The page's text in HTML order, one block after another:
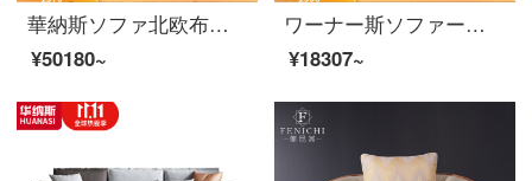
華納斯ソファ北欧布芸ソファーセットは、実木ソファ現代家具シングル位+ツイン位+左貴妃(ベージュ)を分解して洗うことができます。
¥50180~
ワーナー斯ソファー北欧布芸ソファーセット小型ソファーリビング家具静謐灰（綿麻）ダブル手すり2人乗り
¥18307~